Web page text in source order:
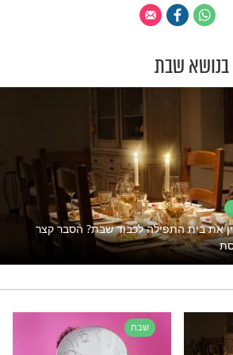
קדושי עליון
את האש, מנקים את
ועורכים קניות לכבוד שבת.
יאמר אין זה כבודי, כי
השבת. (סימן רנ ס''א)
במלאכה בפני רבים,
לשבת, זהו כבודו
יראו וכך יעשו. ומטעם
אפילו בפני רבים,
(שבת א יז)
זה >>>